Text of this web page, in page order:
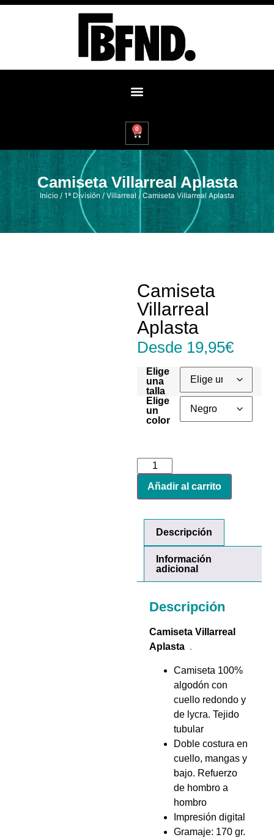
0
Camiseta Villarreal Aplasta
Inicio / 1ª División/ Villarreal / Camiseta Villarreal Aplasta
Camiseta
Villarreal
Aplasta
Desde 19,95€
Elige
una
talla
Elige
un
color
Añadir al carrito
Descripción
Información
adicional
Descripción
Camiseta Villarreal
Aplasta .
Camiseta 100%
algodón con
cuello redondo y
de lycra. Tejido
tubular
Doble costura en
cuello, mangas y
bajo. Refuerzo
de hombro a
hombro
Impresión digital
Gramaje: 170 gr.